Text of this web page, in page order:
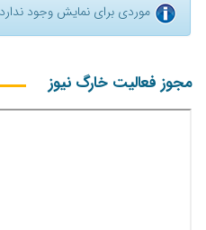
موردی برای نمایش وجود
مجوز فعالیت خارگ نیوز